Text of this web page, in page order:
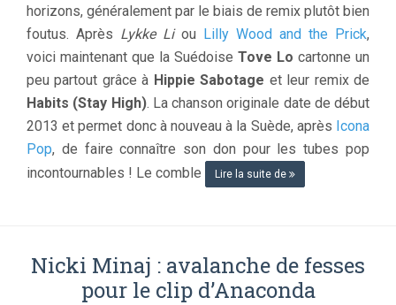
horizons, généralement par le biais de remix plutôt bien
foutus. Après Lykke Liou Lilly Wood and the Prick,
voici maintenant que la Suédoise Tove Lo cartonne un
peu partout grâce à Hippie Sabotage et leur remix de
Habits (Stay High). La chanson originale date de début
2013 et permet donc à nouveau à la Suède, après Icona
Pop, de faire connaître son don pour les tubes pop
incontournables ! Le comble
Lire la suite de
Nicki Minaj : avalanche de fesses
pour le clip d’Anaconda